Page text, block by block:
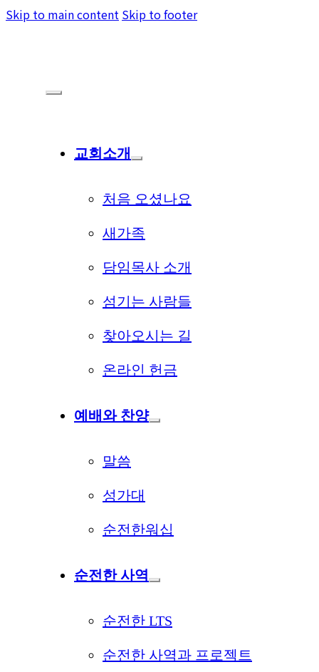
Skip to main content Skip to footer
교회소개
처음 오셨나요
새가족
담임목사 소개
섬기는 사람들
찾아오시는 길
온라인 헌금
예배와 찬양
말씀
성가대
순전한워십
순전한 사역
순전한 LTS
순전한 사역과 프로젝트